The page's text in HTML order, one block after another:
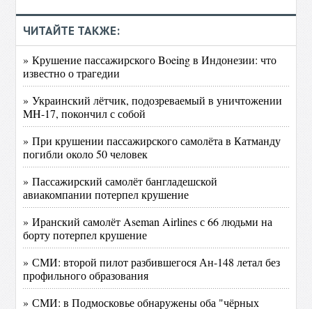
ЧИТАЙТЕ ТАКЖЕ:
» Крушение пассажирского Boeing в Индонезии: что
известно о трагедии
» Украинский лётчик, подозреваемый в уничтожении
MH-17, покончил с собой
» При крушении пассажирского самолёта в Катманду
погибли около 50 человек
» Пассажирский самолёт бангладешской
авиакомпании потерпел крушение
» Иранский самолёт Aseman Airlines с 66 людьми на
борту потерпел крушение
» СМИ: второй пилот разбившегося Ан-148 летал без
профильного образования
» СМИ: в Подмосковье обнаружены оба "чёрных